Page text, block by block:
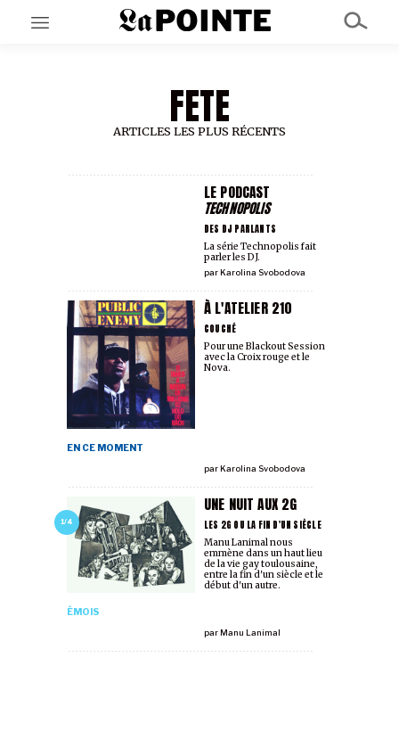
AU LARGE
FETE
ARTICLES LES PLUS RÉCENTS
LE PODCAST
TECHNOPOLIS
DES DJ PARLANTS
parKarolina Svobodova
La série Technopolis fait
parler les DJ.
À L'ATELIER 210
COUCHÉ
EN CE MOMENT
parKarolina Svobodova
Pour une Blackout Session
avec la Croix rouge et le
Nova.
1/4
UNE NUIT AUX 2G
LES 2G OU LA FIN D'UN SIÈCLE
ÉMOIS
parManu Lanimal
Manu Lanimal nous
emmène dans un haut lieu
de la vie gay toulousaine,
entre la fin d'un siècle et le
début d'un autre.